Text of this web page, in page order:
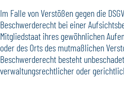
Im Falle von Verstößen gegen die
Beschwerderecht bei einer
Mitgliedstaat ihres gewöhnlichen
oder des Orts des mutmaßlichen
Beschwerderecht besteht
verwaltungsrechtlicher oder